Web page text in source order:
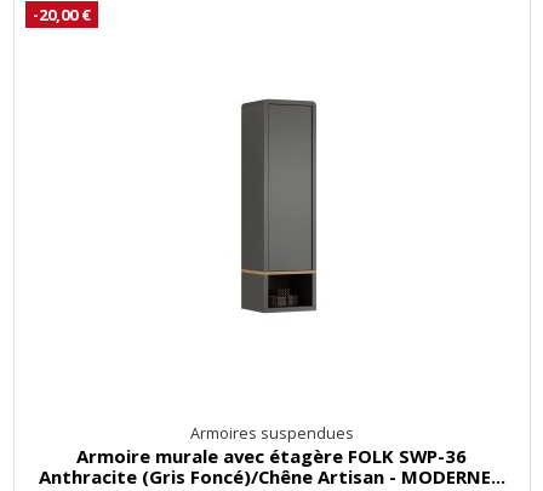
-20,00 €
Armoires suspendues
Armoire murale avec étagère FOLK SWP-36
Anthracite (Gris Foncé)/Chêne Artisan - MODERNE...